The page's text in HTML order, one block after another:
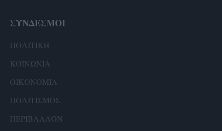
ΣΥΝΔΕΣΜΟΙ
ΠΟΛΙΤΙΚΗ
ΚΟΙΝΩΝΙΑ
ΟΙΚΟΝΟΜΙΑ
ΠΟΛΙΤΙΣΜΟΣ
ΠΕΡΙΒΑΛΛΟΝ